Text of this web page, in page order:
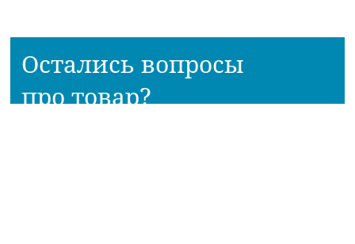
Остались вопросы
про товар?